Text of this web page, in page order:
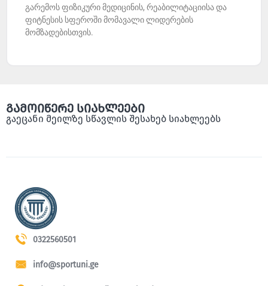
გარემოს ფიზიკური მედიცინის, რეაბილიტაციისა და
ფიტნესის სფეროში მომავალი ლიდერების
მომზადებისთვის.
გამოიწერე სიახლეები
გაეცანი მეილზე სწავლის შესახებ სიახლეებს
0322560501
info@sportuni.ge